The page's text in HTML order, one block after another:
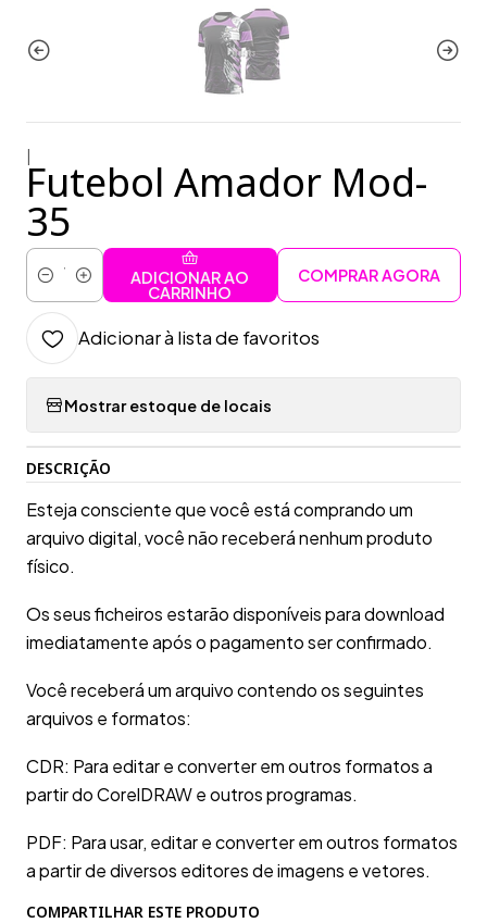
Futebol Amador Mod-
35
Quantidade
ADICIONAR AO
CARRINHO
COMPRAR AGORA
Adicionar à lista de favoritos
Mostrar estoque de locais
DESCRIÇÃO
Esteja consciente que você está comprando um
arquivo digital, você não receberá nenhum produto
físico.
Os seus ficheiros estarão disponíveis para download
imediatamente após o pagamento ser confirmado.
Você receberá um arquivo contendo os seguintes
arquivos e formatos:
CDR: Para editar e converter em outros formatos a
partir do CorelDRAW e outros programas.
PDF: Para usar, editar e converter em outros formatos
a partir de diversos editores de imagens e vetores.
COMPARTILHAR ESTE PRODUTO